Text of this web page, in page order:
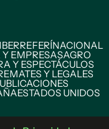
REFERÍNACIONAL
EMPRESASAGRO
Y ESPECTÁCULOS
Y LEGALES
ESTADOS UNIDOS